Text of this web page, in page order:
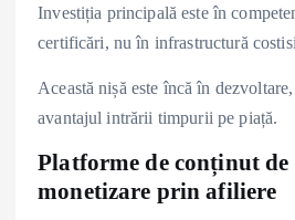
Investiția principală este în
certificări, nu în infrastructură
Această nișă este încă în
avantajul intrării timpurii pe piață.
Platforme de conținut de
monetizare prin afiliere